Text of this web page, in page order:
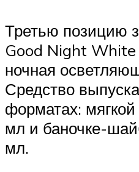
Третью позицию
Good Night
ночная
Средство
форматах:
мл и баночке-
мл.